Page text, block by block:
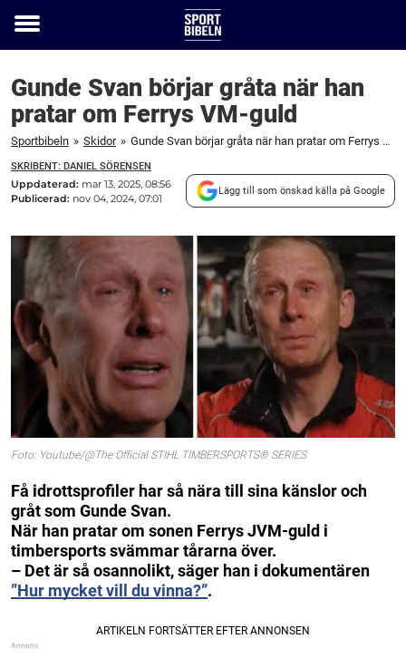
Toggle
Gunde Svan börjar gråta när han
pratar om Ferrys VM-guld
Sportbibeln » Skidor » Gunde Svan börjar gråta när han pratar om Ferrys VM-guld
SKRIBENT: DANIEL SÖRENSEN
Uppdaterad: mar 13, 2025, 08:56
Publicerad: nov 04, 2024, 07:01
Lägg till som önskad källa på Google
Foto: Youtube/@The Official STIHL TIMBERSPORTS® SERIES
Få idrottsprofiler har så nära till sina känslor och
gråt som Gunde Svan.
När han pratar om sonen Ferrys JVM-guld i
timbersports svämmar tårarna över.
– Det är så osannolikt, säger han i dokumentären
”Hur mycket vill du vinna?”.